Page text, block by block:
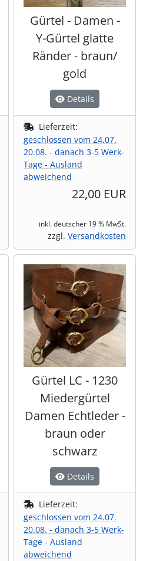
Gürtel - Damen -
Y-Gürtel glatte
Ränder - braun/
gold
Details
Lieferzeit:
geschlossen vom 24.07.
20.08. - danach 3-5 Werk-
Tage - Ausland
abweichend
22,00 EUR
inkl. deutscher 19 % MwSt.
zzgl. Versandkosten
Gürtel LC - 1230
Miedergürtel
Damen Echtleder -
braun oder
schwarz
Details
Lieferzeit:
geschlossen vom 24.07.
20.08. - danach 3-5 Werk-
Tage - Ausland
abweichend